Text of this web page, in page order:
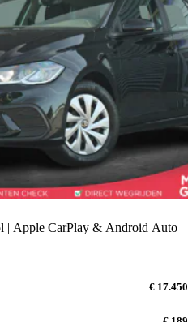
| Apple CarPlay & Android Auto
€ 17.450